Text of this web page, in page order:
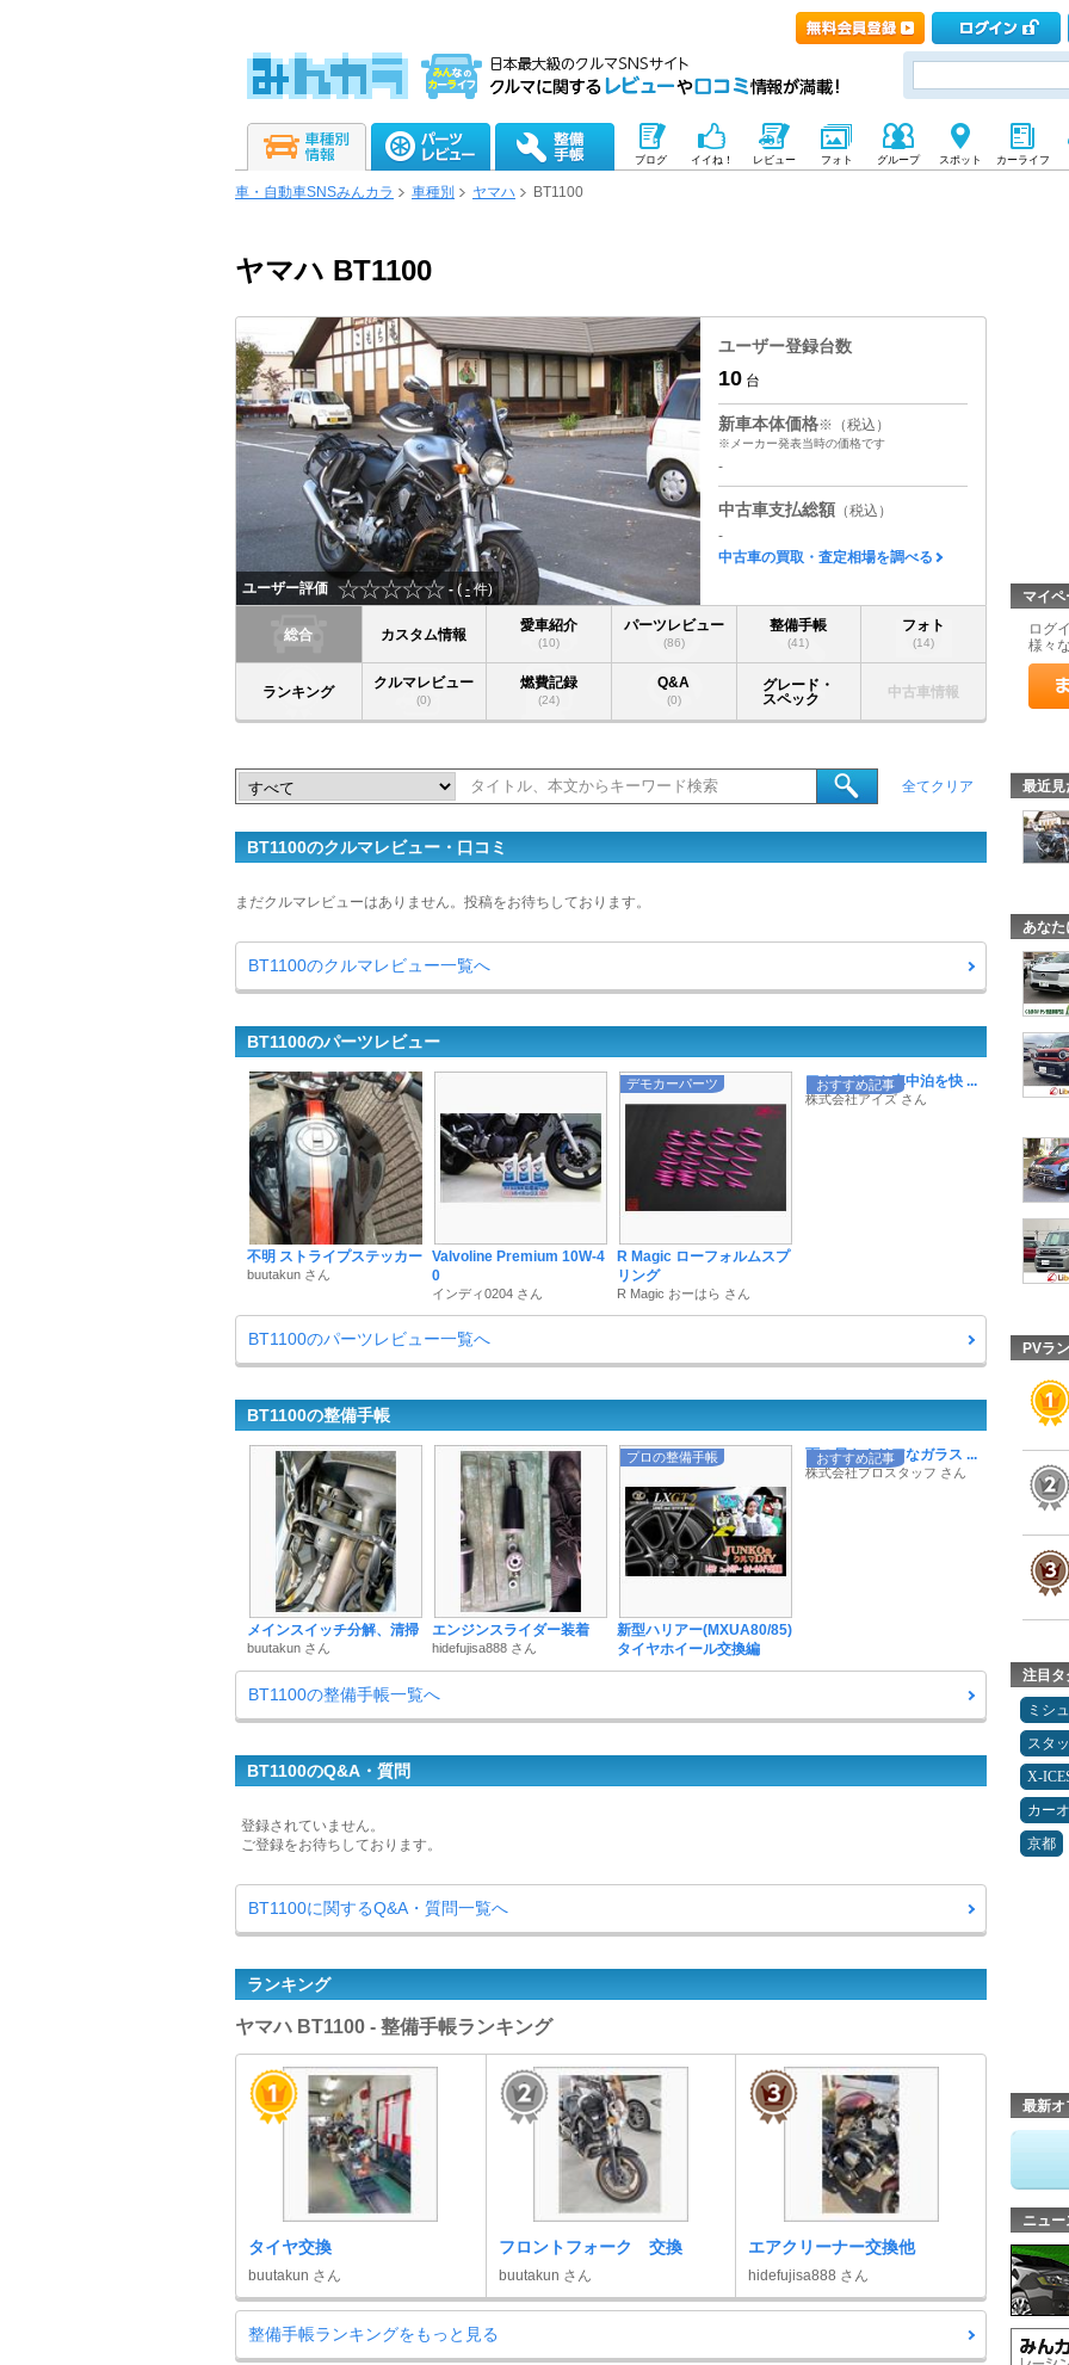
ブログ イイね！ レビュー フォト グループ スポット カーライフ
車・自動車SNSみんカラ 車種別 ヤマハ BT1100
ヤマハ BT1100
ユーザー評価 - ( -件)
ユーザー登録台数
10 台
新車本体価格※（税込）
※メーカー発表当時の価格です
-
中古車支払総額 （税込）
-
中古車の買取・査定相場を調べる
総合 カスタム情報
愛車紹介
(10)
パーツレビュー
(86)
整備手帳
(41)
フォト
(14)
ランキング
クルマレビュー
(0)
燃費記録
(24)
Q&A
(0)
グレード・
スペック
中古車情報
全てクリア
BT1100のクルマレビュー・口コミ
まだクルマレビューはありません。投稿をお待ちしております。
BT1100のクルマレビュー一覧へ
BT1100のパーツレビュー
不明 ストライプステッカー
buutakun さん
Valvoline Premium 10W-4
0
インディ0204 さん
デモカーパーツ
R Magic ローフォルムスプ
リング
R Magic おーはら さん
おすすめ記事
アウトドアや車中泊を快 ...
株式会社アイズ さん
BT1100のパーツレビュー一覧へ
BT1100の整備手帳
メインスイッチ分解、清掃
buutakun さん
エンジンスライダー装着
hidefujisa888 さん
プロの整備手帳
新型ハリアー(MXUA80/85)
タイヤホイール交換編
おすすめ記事
雨の日もクリアなガラス ...
株式会社プロスタッフ さん
BT1100の整備手帳一覧へ
BT1100のQ&A・質問
登録されていません。
ご登録をお待ちしております。
BT1100に関するQ&A・質問一覧へ
ランキング
ヤマハ BT1100 - 整備手帳ランキング
タイヤ交換
buutakun さん
フロントフォーク 交換
buutakun さん
エアクリーナー交換他
hidefujisa888 さん
整備手帳ランキングをもっと見る
マイ
ログ
様々
最近見
あなた
PVラ
注目タ
ミシ
スタ
X-
カー
京都
最新オ
ニュー